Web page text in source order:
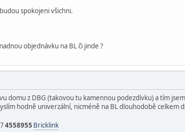
spokojeni všichni.
objednávku na BL či jinde ?
domu z DBG (takovou tu kamennou podezdívku) a tím
hodně univerzální, nicméně na BL dlouhodobě celkem
4558955 Bricklink